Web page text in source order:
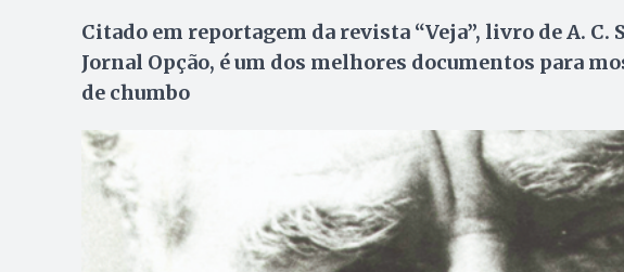
Citado em reportagem da revista “Veja”, livro de A.
Jornal Opção, é um dos melhores documentos para
de chumbo